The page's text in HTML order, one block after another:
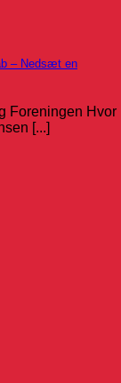
– Nedsæt en
Foreningen Hvor
[...]